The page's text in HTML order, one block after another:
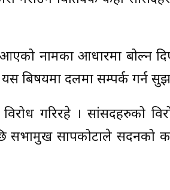
नामका आधारमा बोल्न
बिषयमा दलमा सम्पर्क गर्न
गरिरहे । सांसदहरुको
सभामुख सापकोटाले सदनको